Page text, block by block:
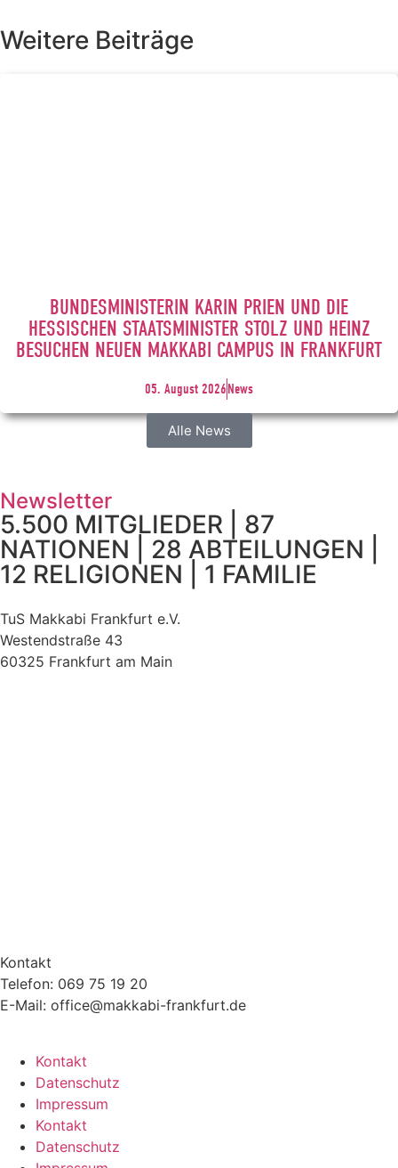
Weitere Beiträge
BUNDESMINISTERIN KARIN PRIEN UND DIE
HESSISCHEN STAATSMINISTER STOLZ UND HEINZ
BESUCHEN NEUEN MAKKABI CAMPUS IN FRANKFURT
05. August 2026News
Alle News
Newsletter
5.500 MITGLIEDER | 87
NATIONEN | 28 ABTEILUNGEN |
12 RELIGIONEN | 1 FAMILIE
TuS Makkabi Frankfurt e.V.
Westendstraße 43
60325 Frankfurt am Main
Kontakt
Telefon: 069 75 19 20
E-Mail: office@makkabi-frankfurt.de
Kontakt
Datenschutz
Impressum
Kontakt
Datenschutz